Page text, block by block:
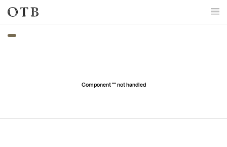
Skip to main content
Component "" not handled